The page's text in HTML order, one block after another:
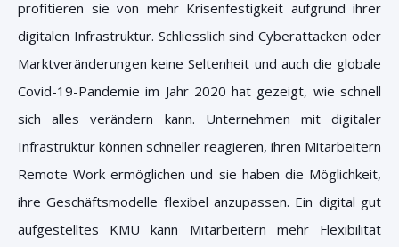
profitieren sie von mehr Krisenfestigkeit aufgrund ihrer
digitalen Infrastruktur. Schliesslich sind Cyberattacken oder
Marktveränderungen keine Seltenheit und auch die globale
Covid-19-Pandemie im Jahr 2020 hat gezeigt, wie schnell
sich alles verändern kann. Unternehmen mit digitaler
Infrastruktur können schneller reagieren, ihren Mitarbeitern
Remote Work ermöglichen und sie haben die Möglichkeit,
ihre Geschäftsmodelle flexibel anzupassen. Ein digital gut
aufgestelltes KMU kann Mitarbeitern mehr Flexibilität